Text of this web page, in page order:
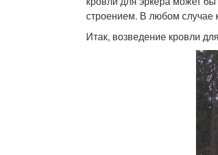
строением. В любом случае
Итак, возведение кровли